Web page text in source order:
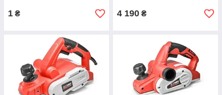
1 ₴ 4 190 ₴